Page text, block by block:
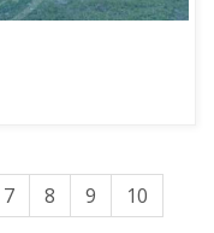
7 8 9 10